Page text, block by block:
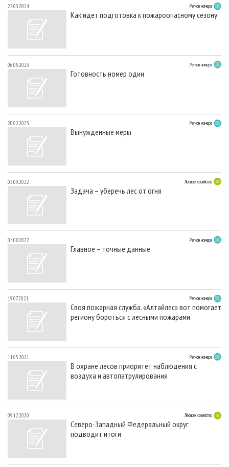
22.03.2024 Регион номера
Как идет подготовка к пожароопасному сезону
06.05.2023 Регион номера
Готовность номер один
20.02.2023 Регион номера
Вынужденные меры
05.09.2022 Лесное хозяйство
Задача – уберечь лес от огня
04.08.2022 Регион номера
Главное – точные данные
19.07.2021 Регион номера
Своя пожарная служба. «Алтайлес» вот помогает
региону бороться с лесными пожарами
11.05.2021 Регион номера
В охране лесов приоритет наблюдения с
воздуха и автопатрулирования
09.12.2020 Лесное хозяйство
Северо-Западный Федеральный округ
подводит итоги